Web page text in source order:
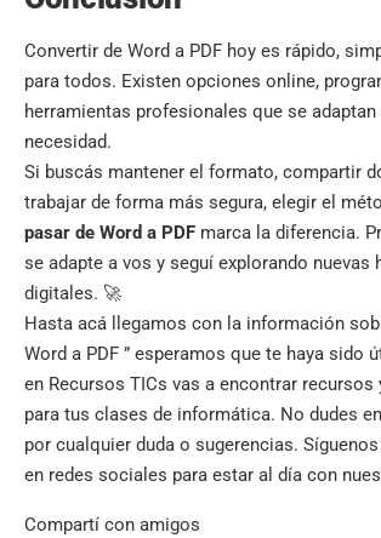
Convertir de Word a PDF hoy es rápido,
para todos. Existen opciones online,
herramientas profesionales que se adaptan
necesidad.
Si buscás mantener el formato, compartir
trabajar de forma más segura, elegir el
pasar de Word a PDF marca la diferencia.
se adapte a vos y seguí explorando nuevas
digitales. 🚀
Hasta acá llegamos con la información
Word a PDF ” esperamos que te haya sido
en Recursos TICs vas a encontrar recursos
para tus clases de informática. No dudes
por cualquier duda o sugerencias.
en redes sociales para estar al día con
Compartí con amigos